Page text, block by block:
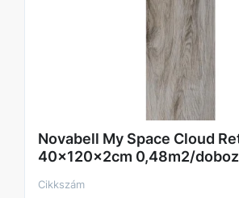
Novabell My Space Cloud
40x120x2cm 0,48m2/
Cikkszám